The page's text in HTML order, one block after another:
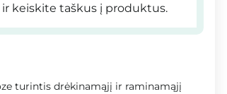
ir keiskite taškus į produktus.
turintis drėkinamąjį ir raminamąjį